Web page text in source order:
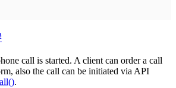
call is started. A client can order a call
also the call can be initiated via API
.